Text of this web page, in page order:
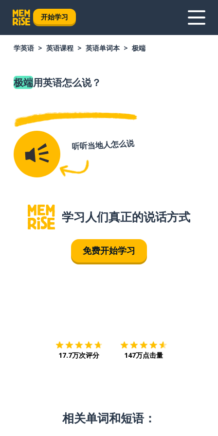
开始学习
学英语 英语课程 英语单词本 极端
极端用英语怎么说？
听听当地人怎么说
学习人们真正的说话方式
免费开始学习
17.7万次评分 147万点击量
相关单词和短语：